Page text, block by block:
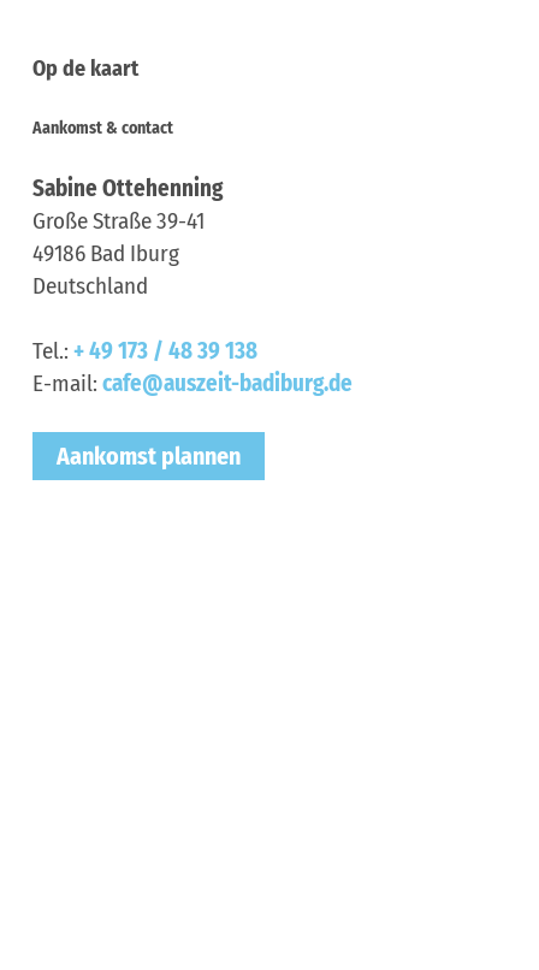
Op de kaart
Aankomst & contact
Sabine Ottehenning
Große Straße 39-41
49186 Bad Iburg
Deutschland
Tel.: + 49 173 / 48 39 138
E-mail: cafe@auszeit-badiburg.de
Aankomst plannen